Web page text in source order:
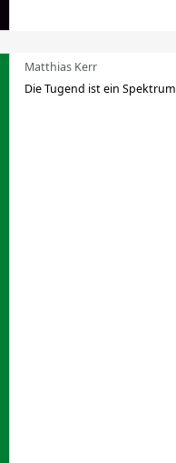
Matthias Kerr
Die Tugend ist ein Spektrum